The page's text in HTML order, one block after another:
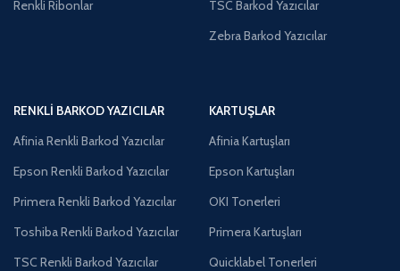
Renkli Ribonlar
TSC Barkod Yazıcılar
Zebra Barkod Yazıcılar
RENKLI BARKOD YAZICILAR
Afinia Renkli Barkod Yazıcılar
Epson Renkli Barkod Yazıcılar
Primera Renkli Barkod Yazıcılar
Toshiba Renkli Barkod Yazıcılar
TSC Renkli Barkod Yazıcılar
KARTUŞLAR
Afinia Kartuşları
Epson Kartuşları
OKI Tonerleri
Primera Kartuşları
Quicklabel Tonerleri